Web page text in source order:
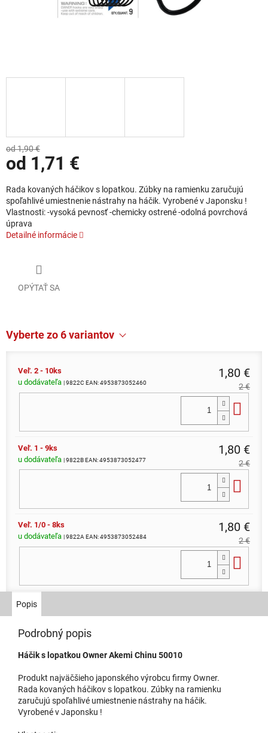
od 1,90 €
od 1,71 €
Jednotková cena:
Rada kovaných háčikov s lopatkou. Zúbky na ramienku zaručujú
spoľahlivé umiestnenie nástrahy na háčik. Vyrobené v Japonsku !
Vlastnosti: -vysoká pevnosť -chemicky ostrené -odolná povrchová
úprava
Detailné informácie
OPÝTAŤ SA
Vyberte zo 6 variantov
Veľ. 2 - 10ks
u dodávateľa
| 9822C EAN:4953873052460
1,80 €
2 €
Veľ. 1 - 9ks
u dodávateľa | 9822BEAN:4953873052477
1,80 €
2 €
Veľ. 1/0 - 8ks
u dodávateľa | 9822AEAN:4953873052484
1,80 €
2 €
Veľ. 3 - 11ks
Veľ. 4 - 12ks
u dodávateľa| 9822EEAN:4953873052446
1,80 €
Popis
Podrobný popis
Háčik s lopatkou Owner Akemi Chinu 50010
Produkt najväčšieho japonského výrobcu firmy Owner.
Rada kovaných háčikov s lopatkou. Zúbky na ramienku
zaručujú spoľahlivé umiestnenie nástrahy na háčik.
Vyrobené v Japonsku !